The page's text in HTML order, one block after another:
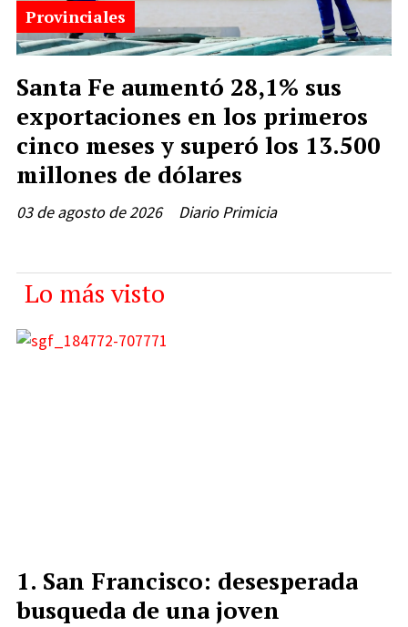
Santa Fe aumentó 28,1% sus
exportaciones en los primeros
cinco meses y superó los 13.500
millones de dólares
Diario Primicia
Provinciales
03 de agosto de 2026
Lo más visto
San Francisco: desesperada
busqueda de una joven